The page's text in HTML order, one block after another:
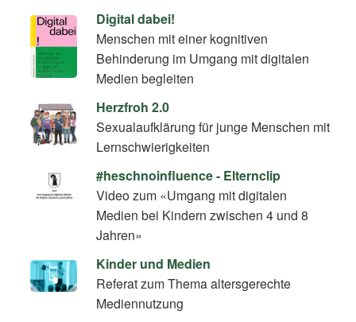
Digital dabei!
Menschen mit einer kognitiven
Behinderung im Umgang mit digitalen
Medien begleiten
Herzfroh 2.0
Sexualaufklärung für junge Menschen mit
Lernschwierigkeiten
#heschnoinfluence - Elternclip
Video zum «Umgang mit digitalen
Medien bei Kindern zwischen 4 und 8
Jahren»
Kinder und Medien
Referat zum Thema altersgerechte
Mediennutzung